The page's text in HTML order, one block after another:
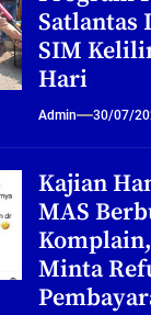
Satlantas
SIM
Hari
Admin 30/07/
Kajian
MAS
Minta